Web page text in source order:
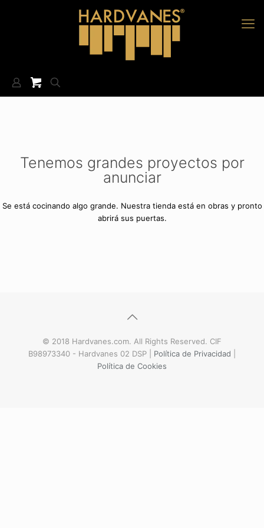
Tenemos grandes proyectos por
anunciar
Se está cocinando algo grande. Nuestra tienda está en obras y pronto
abrirá sus puertas.
© 2018 Hardvanes.com. All Rights Reserved. CIF
B98973340 - Hardvanes 02 DSP | Política de Privacidad
Política de Cookies